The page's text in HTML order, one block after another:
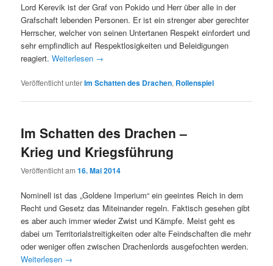
Lord Kerevik ist der Graf von Pokido und Herr über alle in der
Grafschaft lebenden Personen. Er ist ein strenger aber gerechter
Herrscher, welcher von seinen Untertanen Respekt einfordert und
sehr empfindlich auf Respektlosigkeiten und Beleidigungen
reagiert.Weiterlesen →
Veröffentlicht unterIm Schatten des Drachen, Rollenspiel
Im Schatten des Drachen –
Krieg und Kriegsführung
Veröffentlicht am16. Mai 2014
Nominell ist das „Goldene Imperium“ ein geeintes Reich in dem
Recht und Gesetz das Miteinander regeln. Faktisch gesehen gibt
es aber auch immer wieder Zwist und Kämpfe. Meist geht es
dabei um Territorialstreitigkeiten oder alte Feindschaften die mehr
oder weniger offen zwischen Drachenlords ausgefochten werden.
Weiterlesen →